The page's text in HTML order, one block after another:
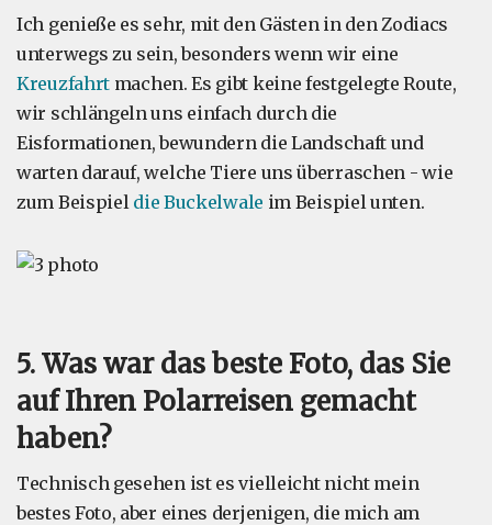
Ich genieße es sehr, mit den Gästen in den Zodiacs
unterwegs zu sein, besonders wenn wir eine
Kreuzfahrt machen. Es gibt keine festgelegte Route,
wir schlängeln uns einfach durch die
Eisformationen, bewundern die Landschaft und
warten darauf, welche Tiere uns überraschen - wie
zum Beispiel die Buckelwale im Beispiel unten.
5. Was war das beste Foto, das Sie
auf Ihren Polarreisen gemacht
haben?
Technisch gesehen ist es vielleicht nicht mein
bestes Foto, aber eines derjenigen, die mich am